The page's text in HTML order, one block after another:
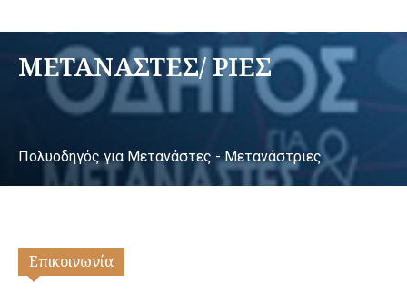
ΜΕΤΑΝΑΣΤΕΣ/ ΡΙΕΣ
Πολυοδηγός για Μετανάστες - Μετανάστριες
Επικοινωνία